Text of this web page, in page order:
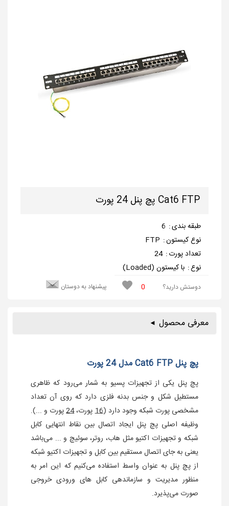
Cat6 FTP پچ پنل 24 پورت
طبقه بندی:
6
نوع کیستون:
FTP
تعداد پورت:
24
نوع: با کیستون (Loaded)
دوستش دارید؟ 0 پیشنهاد به دوستان
معرفی محصول
پچ پنل Cat6 FTP مدل 24 پورت
پچ پنل یکی از تجهیزات پسیو به شمار می‌رود که ظاهری
مستطیل شکل و جنس بدنه فلزی دارد که روی آن تعداد
مشخصی پورت شبکه وجود دارد (16پورت،24پورت و ...).
وظیفه اصلی پچ پنل ایجاد اتصال بین نقاط انتهایی کابل‌
شبکه و تجهیزات اکتیو مثل هاب، روتر، سوئیچ و ... می‌باشد
یعنی به جای اتصال مستقیم بین کابل و تجهیزات اکتیو شبکه
از پچ پنل به عنوان واسط استفاده می‌کنیم که این امر به
منظور مدیریت و سازماندهی کابل های ورودی خروجی
صورت می‌پذیرد.